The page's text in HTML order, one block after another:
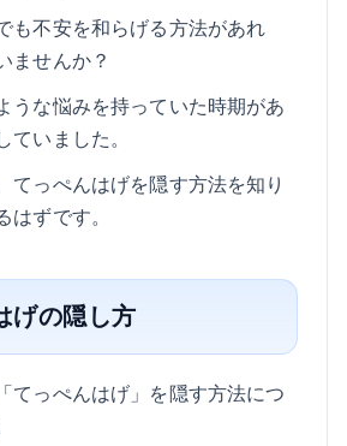
も不安を和らげる方法があれ
ませんか？
うな悩みを持っていた時期があ
ていました。
てっぺんはげを隠す方法を知り
ずです。
げの隠し方
てっぺんはげ」を隠す方法につ